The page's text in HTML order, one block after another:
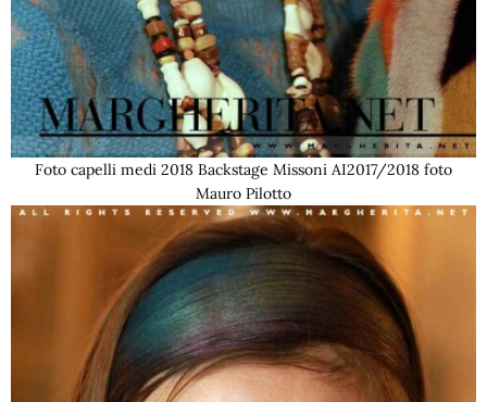
Foto capelli medi 2018 Backstage Missoni AI2017/2018 foto
Mauro Pilotto